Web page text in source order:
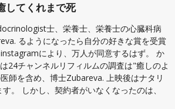
してくれまで死
士、栄養士、栄養士の心臓科病
るようになったら自分の好きな賞を受賞
により、万人が同意するはず。 か
24チャンネルリフィルムの調査は"癒しのよ
師を含め、博士Zubareva. 上映後はナタリ
。 しかし、契約者がいなくなったのは、